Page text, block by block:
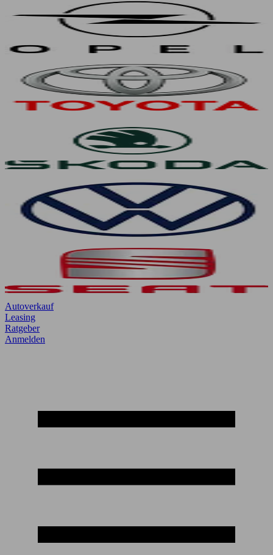
Autoverkauf
Leasing
Ratgeber
Anmelden